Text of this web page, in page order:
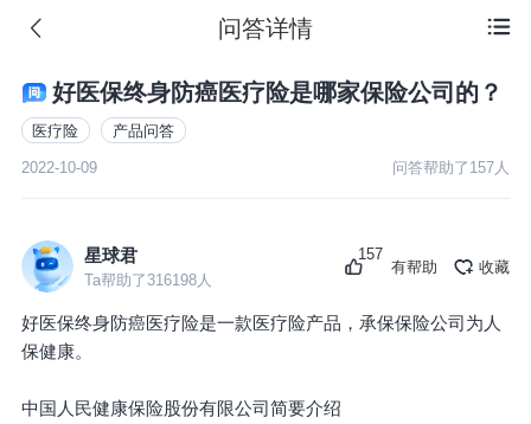
 问答详情
好医保终身防癌医疗险是哪家保险公司的？
医疗险 产品问答
2022-10-09 问答帮助了 157人
星球君
Ta帮助了 316198人
157
有帮助 收藏
好医保终身防癌医疗险是一款医疗险产品，承保保险公司为人
保健康。
中国人民健康保险股份有限公司简要介绍